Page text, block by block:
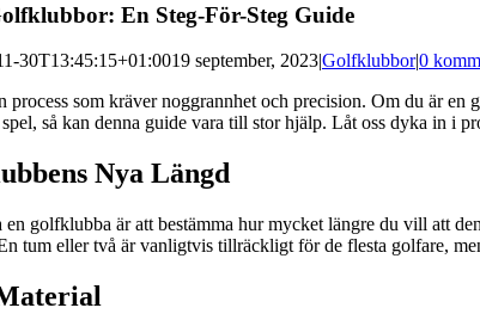
En Steg-För-Steg Guide
30T13:45:15+01:0019 september, 2023|Golfklubbor|0
som kräver noggrannhet och precision. Om du är en
så kan denna guide vara till stor hjälp. Låt oss dyka in i
Nya Längd
golfklubba är att bestämma hur mycket längre du vill att
tum eller två är vanligtvis tillräckligt för de flesta golfare,